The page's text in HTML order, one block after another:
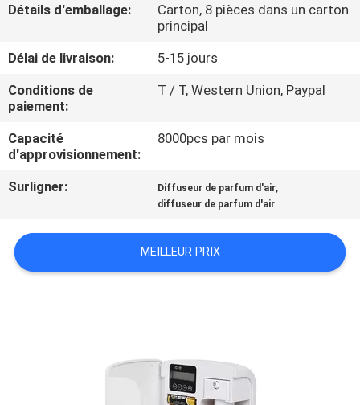
D'USINE
CONTRÔLE
DE
QUALITÉ
NOUS
Détails d'emballage:
Carton, 8 pièces dans un carton
principal
Délai de livraison:
5-15 jours
Conditions de
paiement:
T / T, Western Union, Paypal
Capacité
d'approvisionnement:
8000pcs par mois
Surligner: Diffuseur de parfum d'air,
diffuseur de parfum d'air
MEILLEUR PRIX